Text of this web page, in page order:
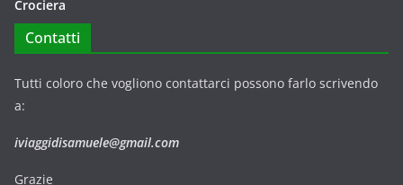
Crociera
Contatti
Tutti coloro che vogliono contattarci possono farlo scrivendo
a:
iviaggidisamuele@gmail.com
Grazie